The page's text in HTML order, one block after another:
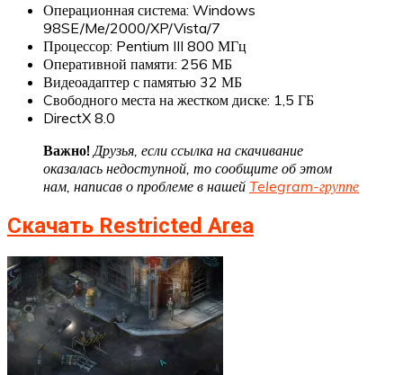
Операционная система: Windows
98SE/Me/2000/XP/Vista/7
Процессор: Pentium III 800 МГц
Оперативной памяти: 256 МБ
Видеоадаптер с памятью 32 МБ
Cвободного места на жестком диске: 1,5 ГБ
DirectX 8.0
Важно!Друзья, если ссылка на скачивание
оказалась недоступной, то сообщите об этом
нам, написав о проблеме в нашей Telegram-группе
Скачать Restricted Area